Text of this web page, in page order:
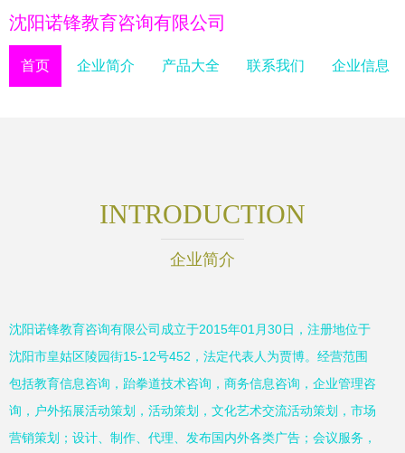
沈阳诺锋教育咨询有限公司
首页 企业简介 产品大全 联系我们 企业信息
INTRODUCTION
企业简介
沈阳诺锋教育咨询有限公司成立于2015年01月30日，注册地位于
沈阳市皇姑区陵园街15-12号452，法定代表人为贾博。经营范围
包括教育信息咨询，跆拳道技术咨询，商务信息咨询，企业管理咨
询，户外拓展活动策划，活动策划，文化艺术交流活动策划，市场
营销策划；设计、制作、代理、发布国内外各类广告；会议服务，